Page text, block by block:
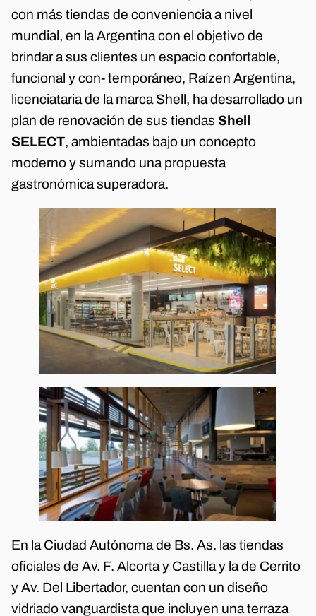
con más tiendas de conveniencia a nivel
mundial, en la Argentina con el objetivo de
brindar a sus clientes un espacio confortable,
funcional y con- temporáneo, Raízen Argentina,
licenciataria de la marca Shell, ha desarrollado un
plan de renovación de sus tiendas Shell
SELECT, ambientadas bajo un concepto
moderno y sumando una propuesta
gastronómica superadora.
En la Ciudad Autónoma de Bs. As. las tiendas
oficiales de Av. F. Alcorta y Castilla y la de Cerrito
y Av. Del Libertador, cuentan con un diseño
vidriado vanguardista que incluyen una terraza